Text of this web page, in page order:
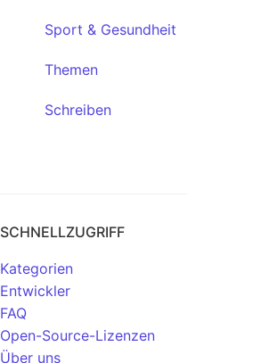
Sport & Gesundheit
Themen
Schreiben
SCHNELLZUGRIFF
Kategorien
Entwickler
FAQ
Open-Source-Lizenzen
Über uns